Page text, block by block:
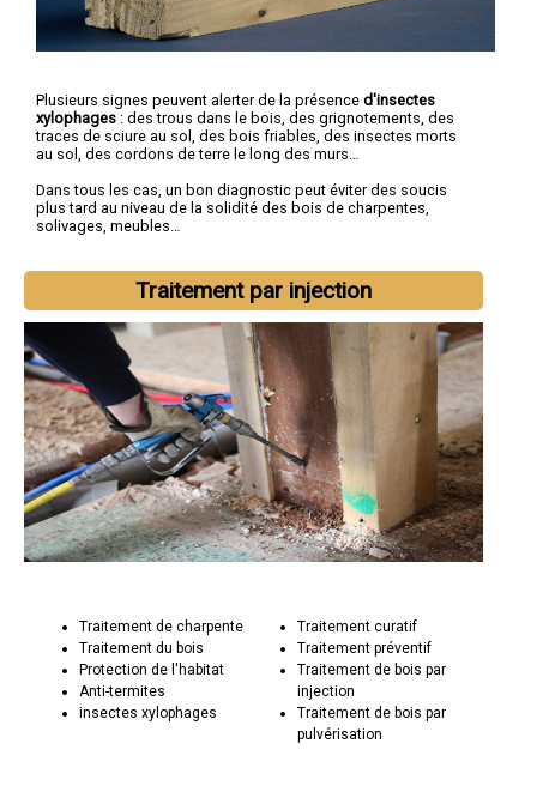
Plusieurs signes peuvent alerter de la présence d'insectes
xylophages : des trous dans le bois, des grignotements, des
traces de sciure au sol, des bois friables, des insectes morts
au sol, des cordons de terre le long des murs…
Dans tous les cas, un bon diagnostic peut éviter des soucis
plus tard au niveau de la solidité des bois de charpentes,
solivages, meubles…
Traitement par injection
Traitement de charpente
Traitement du bois
Protection de l'habitat
Anti-termites
insectes xylophages
Traitement curatif
Traitement préventif
Traitement de bois par
injection
Traitement de bois par
pulvérisation